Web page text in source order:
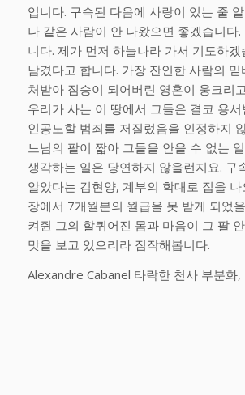
입니다. 구속된 다음에 사랑이 있는 줄
나 같은 사람이 안 나왔으면 좋겠습니다
니다. 제가 먼저 하늘나라 가서 기도하겠
남겼다고 합니다. 가장 잔인한 사람의
처받아 짐승이 되어버린 영혼이 웅크리
우리가 사는 이 땅에서 그들은 결코 용
인공노할 범죄를 저질렀음을 인정하지
느님의 팔이 짧아 그들을 안을 수 없는
생각하는 일은 당연하지 않을런지요. 구
알았다는 김현양, 계부의 학대로 집을
장에서 7개월분의 월급을 못 받게 되었
켜쥔 그의 할퀴어진 몸과 마음이 그 팔
맛을 보고 있으리라 짐작해봅니다.
Alexandre Cabanel 타락한 천사 부분화